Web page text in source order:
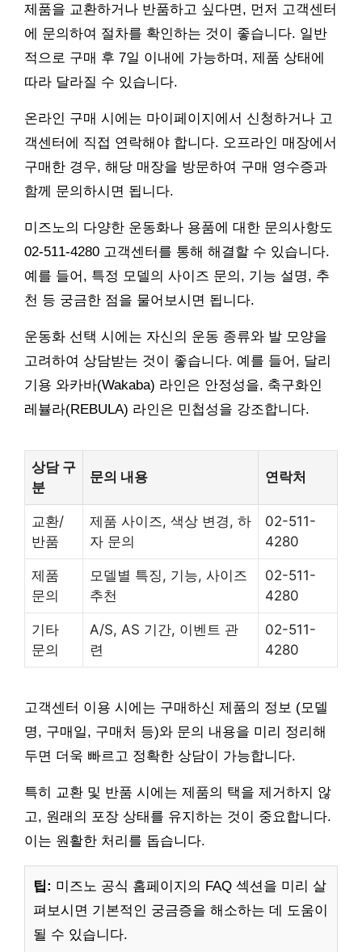
제품을 교환하거나 반품하고 싶다면, 먼저 고객센터
에 문의하여 절차를 확인하는 것이 좋습니다. 일반
적으로 구매 후 7일 이내에 가능하며, 제품 상태에
따라 달라질 수 있습니다.
온라인 구매 시에는 마이페이지에서 신청하거나 고
객센터에 직접 연락해야 합니다. 오프라인 매장에서
구매한 경우, 해당 매장을 방문하여 구매 영수증과
함께 문의하시면 됩니다.
미즈노의 다양한 운동화나 용품에 대한 문의사항도
02-511-4280 고객센터를 통해 해결할 수 있습니다.
예를 들어, 특정 모델의 사이즈 문의, 기능 설명, 추
천 등 궁금한 점을 물어보시면 됩니다.
운동화 선택 시에는 자신의 운동 종류와 발 모양을
고려하여 상담받는 것이 좋습니다. 예를 들어, 달리
기용 와카바(Wakaba) 라인은 안정성을, 축구화인
레뷸라(REBULA) 라인은 민첩성을 강조합니다.
상담 구
분
문의 내용 연락처
교환/
반품
제품 사이즈, 색상 변경, 하
자 문의
02-511-
4280
제품
문의
모델별 특징, 기능, 사이즈
추천
02-511-
4280
기타
문의
A/S, AS 기간, 이벤트 관
련
02-511-
4280
고객센터 이용 시에는 구매하신 제품의 정보 (모델
명, 구매일, 구매처 등)와 문의 내용을 미리 정리해
두면 더욱 빠르고 정확한 상담이 가능합니다.
특히 교환 및 반품 시에는 제품의 택을 제거하지 않
고, 원래의 포장 상태를 유지하는 것이 중요합니다.
이는 원활한 처리를 돕습니다.
팁: 미즈노 공식 홈페이지의 FAQ 섹션을 미리 살
펴보시면 기본적인 궁금증을 해소하는 데 도움이
될 수 있습니다.